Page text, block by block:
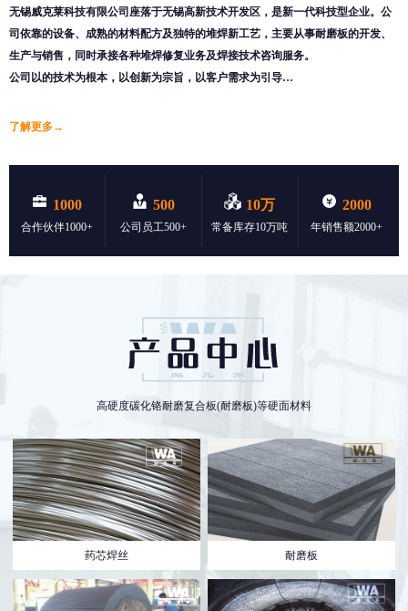
无锡威克莱科技有限公司座落于无锡高新技术开发区，是新一代科技型企业。公
司依靠的设备、成熟的材料配方及独特的堆焊新工艺，主要从事耐磨板的开发、
生产与销售，同时承接各种堆焊修复业务及焊接技术咨询服务。
公司以的技术为根本，以创新为宗旨，以客户需求为引导…
了解更多→
1000
合作伙伴1000+
500
公司员工500+
10万
常备库存10万吨
2000
年销售额2000+
高硬度碳化铬耐磨复合板(耐磨板)等硬面材料
药芯焊丝 耐磨板